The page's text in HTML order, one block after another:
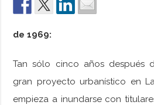
de 1969:
Tan sólo cinco años después
gran proyecto urbanístico en
empieza a inundarse con